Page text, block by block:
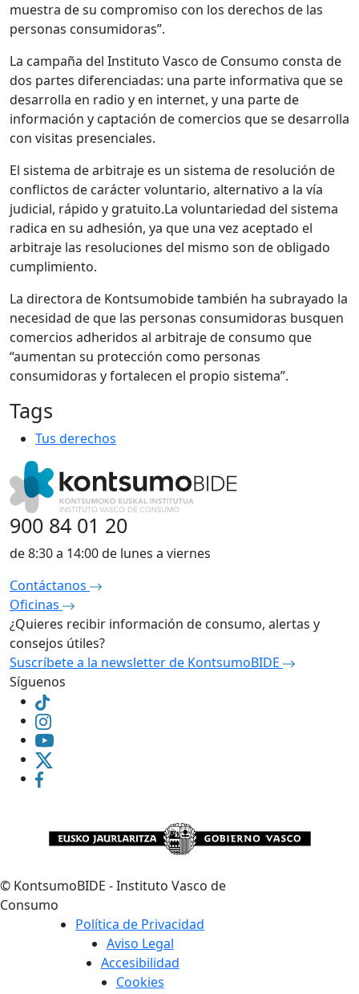
muestra de su compromiso con los derechos de las
personas consumidoras”.
La campaña del Instituto Vasco de Consumo consta de
dos partes diferenciadas: una parte informativa que se
desarrolla en radio y en internet, y una parte de
información y captación de comercios que se desarrolla
con visitas presenciales.
El sistema de arbitraje es un sistema de resolución de
conflictos de carácter voluntario, alternativo a la vía
judicial, rápido y gratuito.La voluntariedad del sistema
radica en su adhesión, ya que una vez aceptado el
arbitraje las resoluciones del mismo son de obligado
cumplimiento.
La directora de Kontsumobide también ha subrayado la
necesidad de que las personas consumidoras busquen
comercios adheridos al arbitraje de consumo que
“aumentan su protección como personas
consumidoras y fortalecen el propio sistema”.
Tags
Tus derechos
900 84 01 20
de 8:30 a 14:00 de lunes a viernes
Contáctanos
Oficinas
¿Quieres recibir información de consumo, alertas y
consejos útiles?
Suscríbete a la newsletter de KontsumoBIDE
Síguenos
© KontsumoBIDE - Instituto Vasco de
Consumo
Política de Privacidad
Aviso Legal
Accesibilidad
Cookies